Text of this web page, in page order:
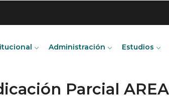
Administración Estudios
Parcial